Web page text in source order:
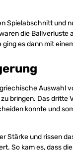
Spielabschnitt und
die
es dann mit
Auswahl
bringen. Das
konnte und
Stärke und rissen
So kam es, dass